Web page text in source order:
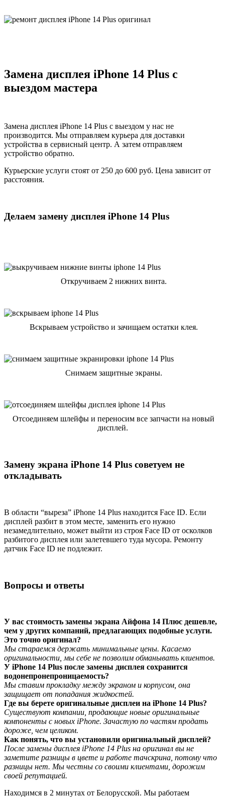
Замена дисплея iPhone 14 Plus с
выездом мастера
Замена дисплея iPhone 14 Plus с выездом у нас не
производится. Мы отправляем курьера для доставки
устройства в сервисный центр. А затем отправляем
устройство обратно.
Курьерские услуги стоят от 250 до 600 руб. Цена зависит от
расстояния.
Делаем замену дисплея iPhone 14 Plus
Откручиваем 2 нижних винта.
Вскрываем устройство и зачищаем остатки клея.
Снимаем защитные экраны.
Отсоединяем шлейфы и переносим все запчасти на новый
дисплей.
Замену экрана iPhone 14 Plus советуем не
откладывать
В области “выреза” iPhone 14 Plus находится Face ID. Если
дисплей разбит в этом месте, заменить его нужно
незамедлительно, может выйти из строя Face ID от осколков
разбитого дисплея или залетевшего туда мусора. Ремонту
датчик Face ID не подлежит.
Вопросы и ответы
У вас стоимость замены экрана Айфона 14 Плюс дешевле,
чем у других компаний, предлагающих подобные услуги.
Это точно оригинал?
Мы стараемся держать минимальные цены. Касаемо
оригинальности, мы себе не позволим обманывать клиентов.
У iPhone 14 Plus после замены дисплея сохранится
водонепронепроницаемость?
Мы ставим прокладку между экраном и корпусом, она
защищает от попадания жидкостей.
Где вы берете оригинальные дисплеи на iPhone 14 Plus?
Существуют компании, продающие новые оригинальные
компоненты с новых iPhone. Зачастую по частям продать
дороже, чем целиком.
Как понять, что вы установили оригинальный дисплей?
После замены дисплея iPhone 14 Plus на оригинал вы не
заметите разницы в цвете и работе тачскрина, потому что
разницы нет. Мы честны со своими клиентами, дорожим
своей репутацией.
Находимся в 2 минутах от Белорусской. Мы работаем